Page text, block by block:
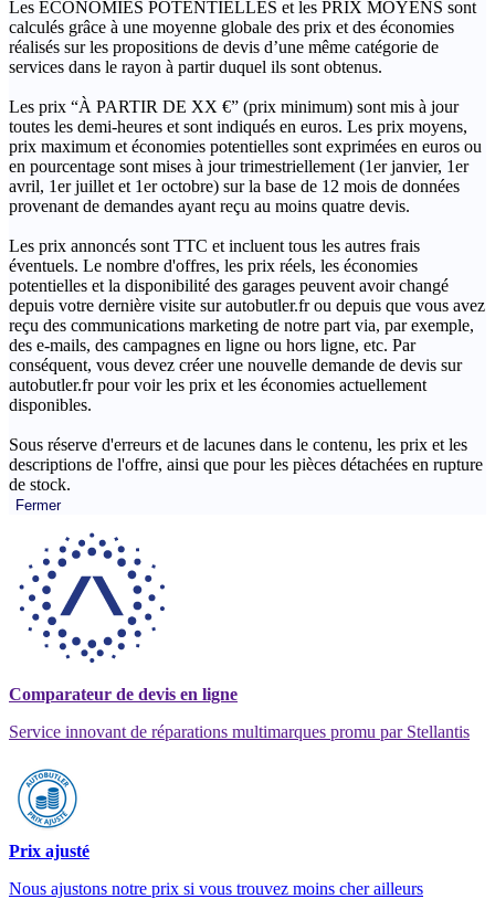
Les ÉCONOMIES POTENTIELLES et les PRIX MOYENS sont
calculés grâce à une moyenne globale des prix et des économies
réalisés sur les propositions de devis d’une même catégorie de
services dans le rayon à partir duquel ils sont obtenus.
Les prix “À PARTIR DE XX €” (prix minimum) sont mis à jour
toutes les demi-heures et sont indiqués en euros. Les prix moyens,
prix maximum et économies potentielles sont exprimées en euros ou
en pourcentage sont mises à jour trimestriellement (1er janvier, 1er
avril, 1er juillet et 1er octobre) sur la base de 12 mois de données
provenant de demandes ayant reçu au moins quatre devis.
Les prix annoncés sont TTC et incluent tous les autres frais
éventuels. Le nombre d'offres, les prix réels, les économies
potentielles et la disponibilité des garages peuvent avoir changé
depuis votre dernière visite sur autobutler.fr ou depuis que vous avez
reçu des communications marketing de notre part via, par exemple,
des e-mails, des campagnes en ligne ou hors ligne, etc. Par
conséquent, vous devez créer une nouvelle demande de devis sur
autobutler.fr pour voir les prix et les économies actuellement
disponibles.
Sous réserve d'erreurs et de lacunes dans le contenu, les prix et les
descriptions de l'offre, ainsi que pour les pièces détachées en rupture
de stock.
Fermer
Comparateur de devis en ligne
Service innovant de réparations multimarques promu par Stellantis
Prix ajusté
Nous ajustons notre prix si vous trouvez moins cher ailleurs